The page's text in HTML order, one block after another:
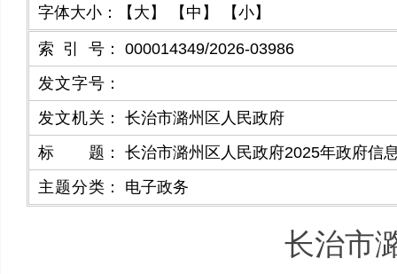
字体大小： 【大】 【中】 【小】
索引号 ：
000014349/2026-03986
发文字号 ：
发文机关 ：
长治市潞州区人民政府
标题 ：
长治市潞州区人民政府2025年政府信
主题分类 ： 电子政务
长治市